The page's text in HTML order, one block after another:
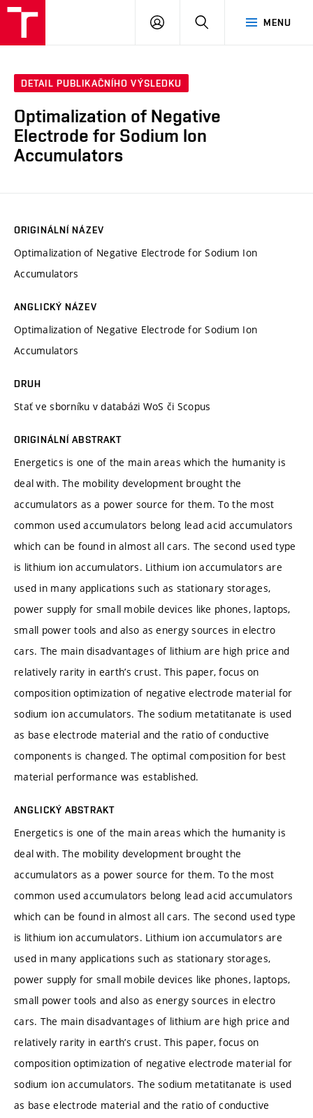
MENU
PŘIHLÁSIT
DETAIL PUBLIKAČNÍHO VÝSLEDKU
Optimalization of Negative
Electrode for Sodium Ion
Accumulators
ORIGINÁLNÍ NÁZEV
Optimalization of Negative Electrode for Sodium Ion
Accumulators
ANGLICKÝ NÁZEV
Optimalization of Negative Electrode for Sodium Ion
Accumulators
DRUH
Stať ve sborníku v databázi WoS či Scopus
ORIGINÁLNÍ ABSTRAKT
Energetics is one of the main areas which the humanity is
deal with. The mobility development brought the
accumulators as a power source for them. To the most
common used accumulators belong lead acid accumulators
which can be found in almost all cars. The second used type
is lithium ion accumulators. Lithium ion accumulators are
used in many applications such as stationary storages,
power supply for small mobile devices like phones, laptops,
small power tools and also as energy sources in electro
cars. The main disadvantages of lithium are high price and
relatively rarity in earth’s crust. This paper, focus on
composition optimization of negative electrode material for
sodium ion accumulators. The sodium metatitanate is used
as base electrode material and the ratio of conductive
components is changed. The optimal composition for best
material performance was established.
ANGLICKÝ ABSTRAKT
Energetics is one of the main areas which the humanity is
deal with. The mobility development brought the
accumulators as a power source for them. To the most
common used accumulators belong lead acid accumulators
which can be found in almost all cars. The second used type
is lithium ion accumulators. Lithium ion accumulators are
used in many applications such as stationary storages,
power supply for small mobile devices like phones, laptops,
small power tools and also as energy sources in electro
cars. The main disadvantages of lithium are high price and
relatively rarity in earth’s crust. This paper, focus on
composition optimization of negative electrode material for
sodium ion accumulators. The sodium metatitanate is used
as base electrode material and the ratio of conductive